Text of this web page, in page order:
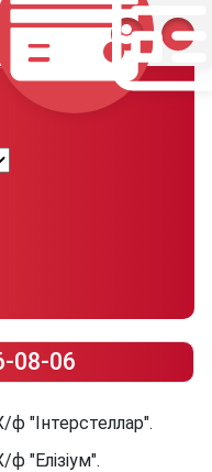
08-06
ф "Інтерстеллар".
ф "Елізіум".